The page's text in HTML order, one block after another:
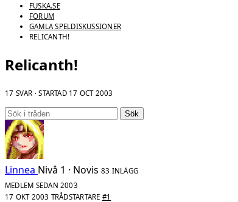
FUSKA.SE
FORUM
GAMLA SPELDISKUSSIONER
RELICANTH!
Relicanth!
17 SVAR · STARTAD 17 OCT 2003
Sök
Linnea Nivå 1 · Novis 83 INLÄGG
MEDLEM SEDAN 2003
17 OKT 2003 TRÅDSTARTARE #1